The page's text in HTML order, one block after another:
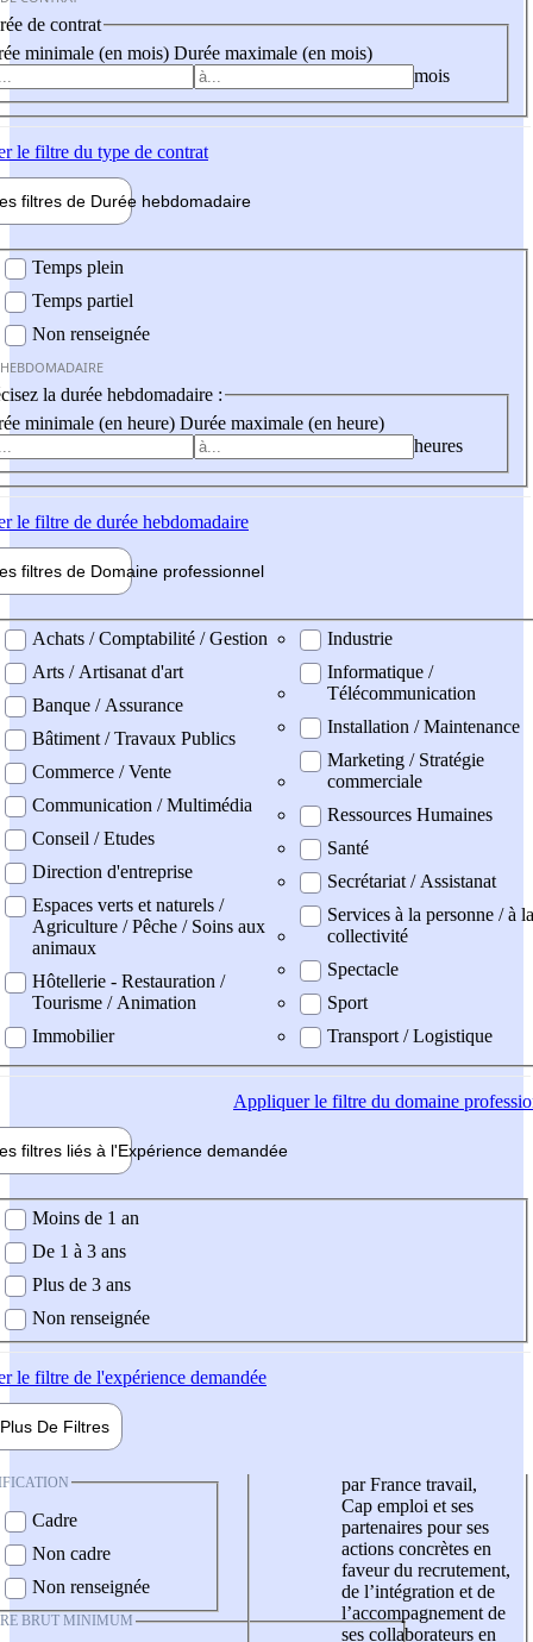
de contrat
minimale (en mois) Durée maximale (en mois)
mois
le filtre du type de contrat
filtres de Durée hebdomadaire
Temps plein
Temps partiel
Non renseignée
la durée hebdomadaire :
minimale (en heure) Durée maximale (en heure)
heures
le filtre de durée hebdomadaire
filtres de Domaine professionnel
professionel
Achats / Comptabilité / Gestion
Arts / Artisanat d'art
Banque / Assurance
Bâtiment / Travaux Publics
Commerce / Vente
Communication / Multimédia
Conseil / Etudes
Direction d'entreprise
Espaces verts et naturels /
Agriculture / Pêche / Soins aux
animaux
Hôtellerie - Restauration /
Tourisme / Animation
Immobilier
Industrie
Informatique /
Télécommunication
Installation / Maintenance
Marketing / Stratégie
commerciale
Ressources Humaines
Santé
Secrétariat / Assistanat
Services à la personne / à la
collectivité
Spectacle
Sport
Transport / Logistique
Appliquerle filtre du domaine
filtres liés à l'Expérience demandée
demandée
Moins de 1 an
De 1 à 3 ans
Plus de 3 ans
Non renseignée
le filtre de l'expérience demandée
Plus De Filtres
Cadre
Non cadre
Non renseignée
BRUT MINIMUM
par France travail,
Cap emploi et ses
partenaires pour ses
actions concrètes en
faveur du recrutement,
de l’intégration et de
l’accompagnement de
ses collaborateurs en